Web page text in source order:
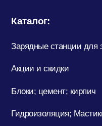
Каталог:
Зарядные станции для
Акции и скидки
Блоки; цемент; кирпич
Гидроизоляция;